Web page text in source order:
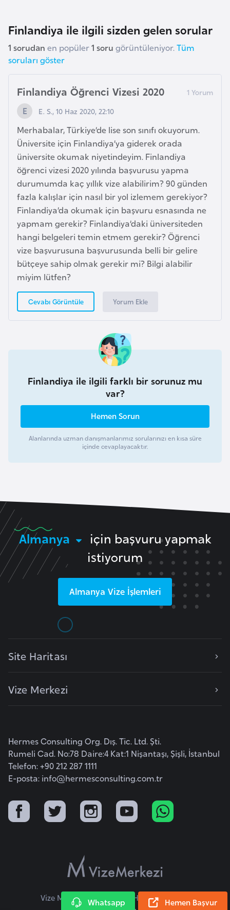
Finlandiya ile ilgili sizden gelen sorular
1 sorudan en popüler1 soru görüntüleniyor. Tüm
soruları göster
Finlandiya Öğrenci Vizesi 2020
E. S., 10 Haz 2020, 22:10
Merhabalar, Türkiye’de lise son sınıfı okuyorum.
Üniversite için Finlandiya’ya giderek orada
üniversite okumak niyetindeyim. Finlandiya
öğrenci vizesi 2020 yılında başvurusu yapma
durumumda kaç yıllık vize alabilirim? 90 günden
fazla kalışlar için nasıl bir yol izlemem gerekiyor?
Finlandiya’da okumak için başvuru esnasında ne
yapmam gerekir? Finlandiya’daki üniversiteden
hangi belgeleri temin etmem gerekir? Öğrenci
vize başvurusuna başvurusunda belli bir gelire
bütçeye sahip olmak gerekir mi? Bilgi alabilir
miyim lütfen?
Cevabı Görüntüle Yorum Ekle
Finlandiya ile ilgili farklı bir sorunuz mu
var?
Hemen Sorun
Alanlarında uzman danışmanlarımız sorularınızı en kısa süre
içinde cevaplayacaktır.
Almanya
için başvuru yapmak
istiyorum
Almanya Vize İşlemleri
Site Haritası
Vize Merkezi
Hermes Consulting Org. Dış. Tic. Ltd. Şti.
Rumeli Cad. No:78 Daire:4 Kat:1 Nişantaşı, Şişli, İstanbul
Telefon: +90 212 287 1111
E-posta: info@hermesconsulting.com.tr
Vize Merkezi © 2026 Tüm Hakları Saklıdır.
t
i
Ç
i
n
D
a
n
i
m
a
r
k
a
D
e
m
o
k
K
n
u
g
a
i
E
r
e
t
a
n
E
s
Hemen Başvur
Whatsapp